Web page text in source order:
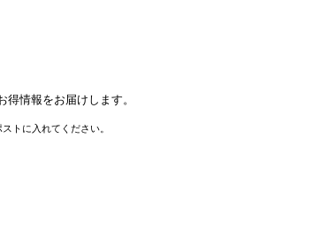
情報をお届けします。
トに入れてください。